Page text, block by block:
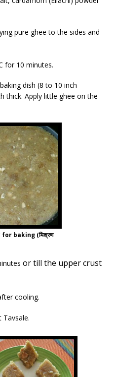
pure ghee to the sides and
for 10 minutes.
dish (8 to 10 inch
thick. Apply little ghee on the
baking (मिश्रण
or till the upper crust
cooling.
Tavsale.